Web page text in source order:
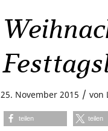
25. November 2015 / von
teilen teilen